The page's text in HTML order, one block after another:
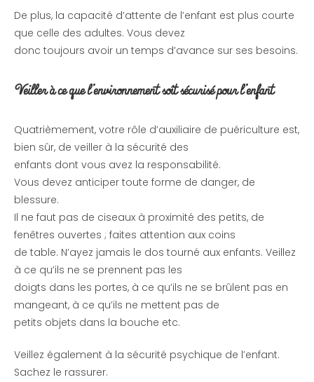
De plus, la capacité d’attente de l’enfant est plus courte
que celle des adultes. Vous devez
donc toujours avoir un temps d’avance sur ses besoins.
Veiller à ce que l’environnement soit sécurisé pour l’enfant
Quatrièmement, votre rôle d’auxiliaire de puériculture est,
bien sûr, de veiller à la sécurité des
enfants dont vous avez la responsabilité.
Vous devez anticiper toute forme de danger, de
blessure.
Il ne faut pas de ciseaux à proximité des petits, de
fenêtres ouvertes ; faites attention aux coins
de table. N’ayez jamais le dos tourné aux enfants. Veillez
à ce qu’ils ne se prennent pas les
doigts dans les portes, à ce qu’ils ne se brûlent pas en
mangeant, à ce qu’ils ne mettent pas de
petits objets dans la bouche etc.
Veillez également à la sécurité psychique de l’enfant.
Sachez le rassurer.